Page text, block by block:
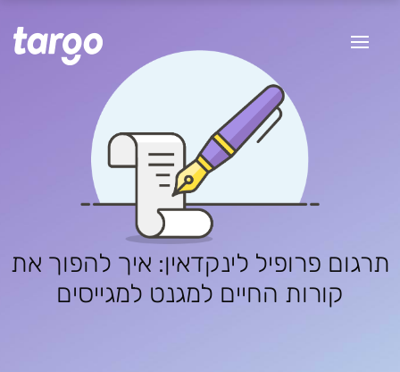
תרגום פרופיל לינקדאין: איך להפוך את
קורות החיים למגנט למגייסים